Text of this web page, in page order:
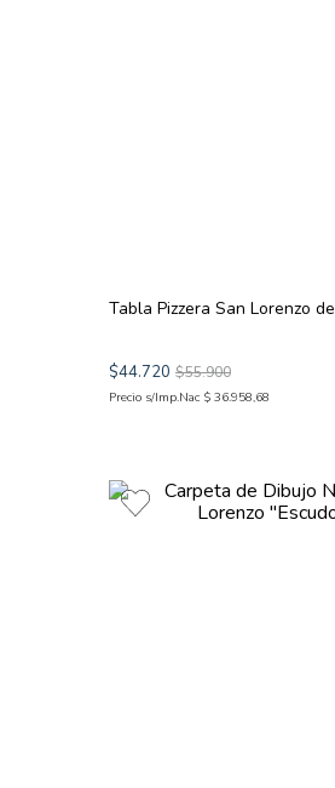
Tabla Pizzera San Lorenzo
$55.900
$44.720
Precio s/Imp.Nac $ 36.958,68